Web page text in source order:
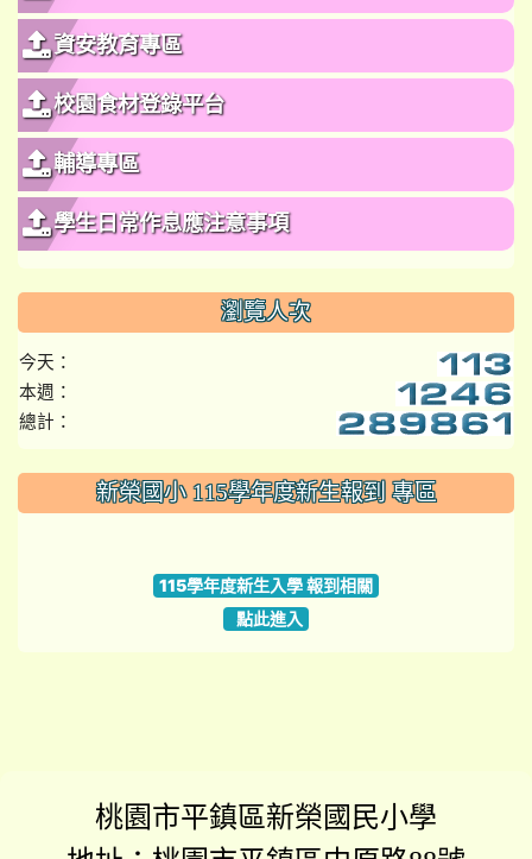
資安教育專區
校園食材登錄平台
輔導專區
學生日常作息應注意事項
瀏覽人次
今天：
本週：
總計：
::: 新榮國小 115學年度新生報到 專區
115學年度新生入學 報到相關
點此進入
桃園市平鎮區新榮國民小學